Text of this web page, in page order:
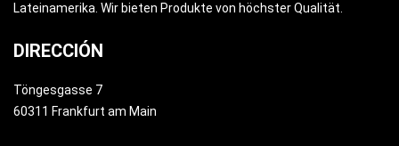
Lateinamerika. Wir bieten Produkte von höchster Qualität.
DIRECCIÓN
Töngesgasse 7
60311 Frankfurt am Main